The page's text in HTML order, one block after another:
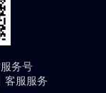
务号
客服服务